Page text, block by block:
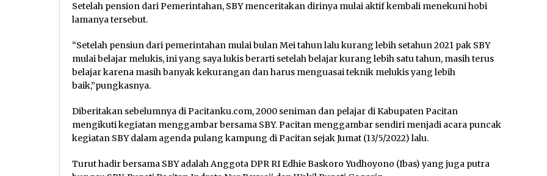
Setelah pension dari Pemerintahan, SBY menceritakan dirinya mulai aktif kembali menekuni hobi
lamanya tersebut.
“Setelah pensiun dari pemerintahan mulai bulan Mei tahun lalu kurang lebih setahun 2021 pak SBY
mulai belajar melukis, ini yang saya lukis berarti setelah belajar kurang lebih satu tahun, masih terus
belajar karena masih banyak kekurangan dan harus menguasai teknik melukis yang lebih
baik,”pungkasnya.
Diberitakan sebelumnya di Pacitanku.com, 2000 seniman dan pelajar di Kabupaten Pacitan
mengikuti kegiatan menggambar bersama SBY. Pacitan menggambar sendiri menjadi acara puncak
kegiatan SBY dalam agenda pulang kampung di Pacitan sejak Jumat (13/5/2022) lalu.
Turut hadir bersama SBY adalah Anggota DPR RI Edhie Baskoro Yudhoyono (Ibas) yang juga putra